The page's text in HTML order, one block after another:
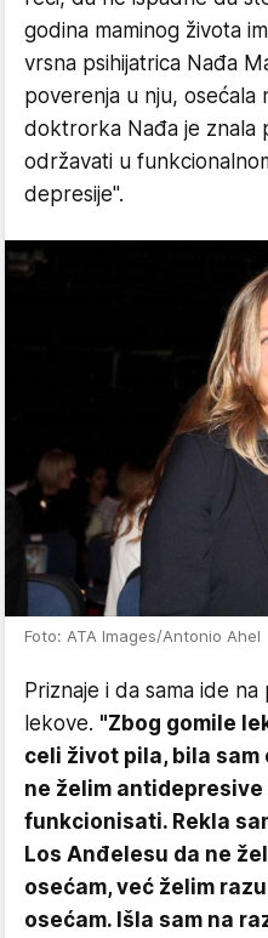
godina maminog života
vrsna psihijatrica Nađa
poverenja u nju,
doktrorka Nađa je znala
održavati u
depresije".
Foto: ATA Images/Antonio Ahel
Priznaje i da sama ide
lekove. "Zbog gomile
celi život pila, bila
ne želim
funkcionisati. Rekla
Los Anđelesu da ne
osećam, već želim
osećam. Išla sam na